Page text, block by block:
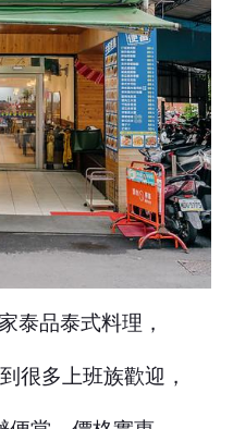
泰品泰式料理，
很多上班族歡迎，